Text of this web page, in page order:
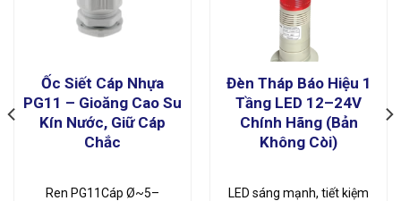
Ốc Siết Cáp Nhựa
PG11 – Gioăng Cao Su
Kín Nước, Giữ Cáp
Chắc
Ren PG11Cáp Ø~5–
Đèn Tháp Báo Hiệu 1
Tầng LED 12–24V
Chính Hãng (Bản
Không Còi)
LED sáng mạnh, tiết kiệm